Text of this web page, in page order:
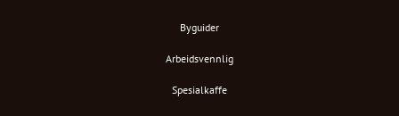
Byguider
Arbeidsvennlig
Spesialkaffe